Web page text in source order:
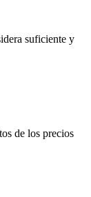
suficiente y
de los precios